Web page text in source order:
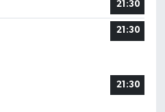
21:30
21:30
21:30